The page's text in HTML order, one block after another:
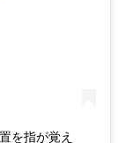
を指が覚え